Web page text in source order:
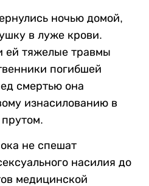
ночью домой,
в луже крови.
ей тяжелые травмы
погибшей
смертью она
изнасилованию в
не спешат
насилия до
медицинской